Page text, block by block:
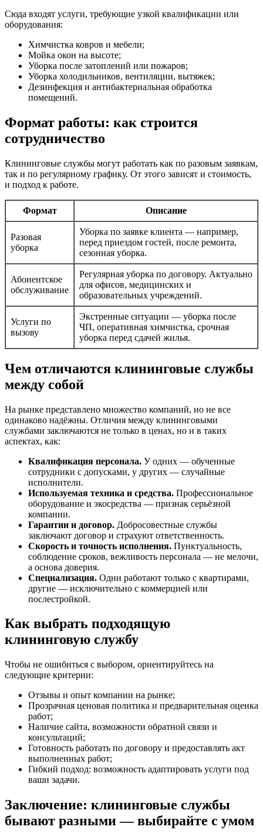
Сюда входят услуги, требующие узкой квалификации или
оборудования:
Химчистка ковров и мебели;
Мойка окон на высоте;
Уборка после затоплений или пожаров;
Уборка холодильников, вентиляции, вытяжек;
Дезинфекция и антибактериальная обработка
помещений.
Формат работы: как строится
сотрудничество
Клининговые службы могут работать как по разовым заявкам,
так и по регулярному графику. От этого зависят и стоимость,
и подход к работе.
Формат Описание
Разовая
уборка
Уборка по заявке клиента — например,
перед приездом гостей, после ремонта,
сезонная уборка.
Абонентское
обслуживание
Регулярная уборка по договору. Актуально
для офисов, медицинских и
образовательных учреждений.
Услуги по
вызову
Экстренные ситуации — уборка после
ЧП, оперативная химчистка, срочная
уборка перед сдачей жилья.
Чем отличаются клининговые службы
между собой
На рынке представлено множество компаний, но не все
одинаково надёжны. Отличия между клининговыми
службами заключаются не только в ценах, но и в таких
аспектах, как:
Квалификация персонала. У одних — обученные
сотрудники с допусками, у других — случайные
исполнители.
Используемая техника и средства. Профессиональное
оборудование и экосредства — признак серьёзной
компании.
Гарантии и договор. Добросовестные службы
заключают договор и страхуют ответственность.
Скорость и точность исполнения. Пунктуальность,
соблюдение сроков, вежливость персонала — не мелочи,
а основа доверия.
Специализация. Одни работают только с квартирами,
другие — исключительно с коммерцией или
послестройкой.
Как выбрать подходящую
клининговую службу
Чтобы не ошибиться с выбором, ориентируйтесь на
следующие критерии:
Отзывы и опыт компании на рынке;
Прозрачная ценовая политика и предварительная оценка
работ;
Наличие сайта, возможности обратной связи и
консультаций;
Готовность работать по договору и предоставлять акт
выполненных работ;
Гибкий подход: возможность адаптировать услуги под
ваши задачи.
Заключение: клининговые службы
бывают разными — выбирайте с умом